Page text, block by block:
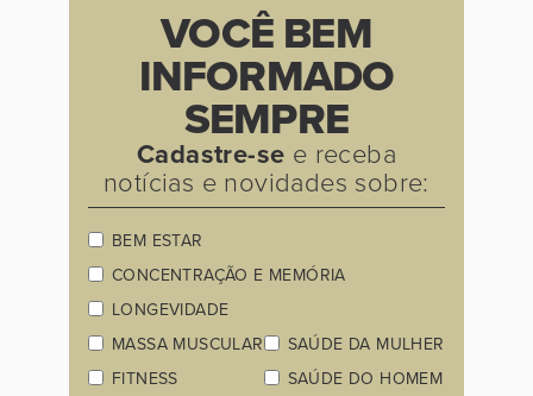
VOCÊ BEM
INFORMADO
SEMPRE
Cadastre-se e receba
notícias e novidades sobre:
BEM ESTAR
CONCENTRAÇÃO E MEMÓRIA
LONGEVIDADE
MASSA MUSCULAR
FITNESS
SAÚDE DA MULHER
SAÚDE DO HOMEM